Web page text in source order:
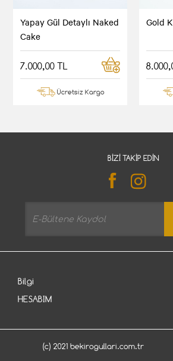
Yapay Gül Detaylı Naked
Cake
7.000,00 TL
Ücretsiz Kargo
Gold
BIZI TAKIP EDIN
Bilgi
HESABIM
(c) 2021 bekirogullari.com.tr